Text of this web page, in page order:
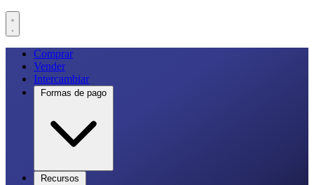
Comprar
Vender
Intercambiar
Formas de pago
Recursos